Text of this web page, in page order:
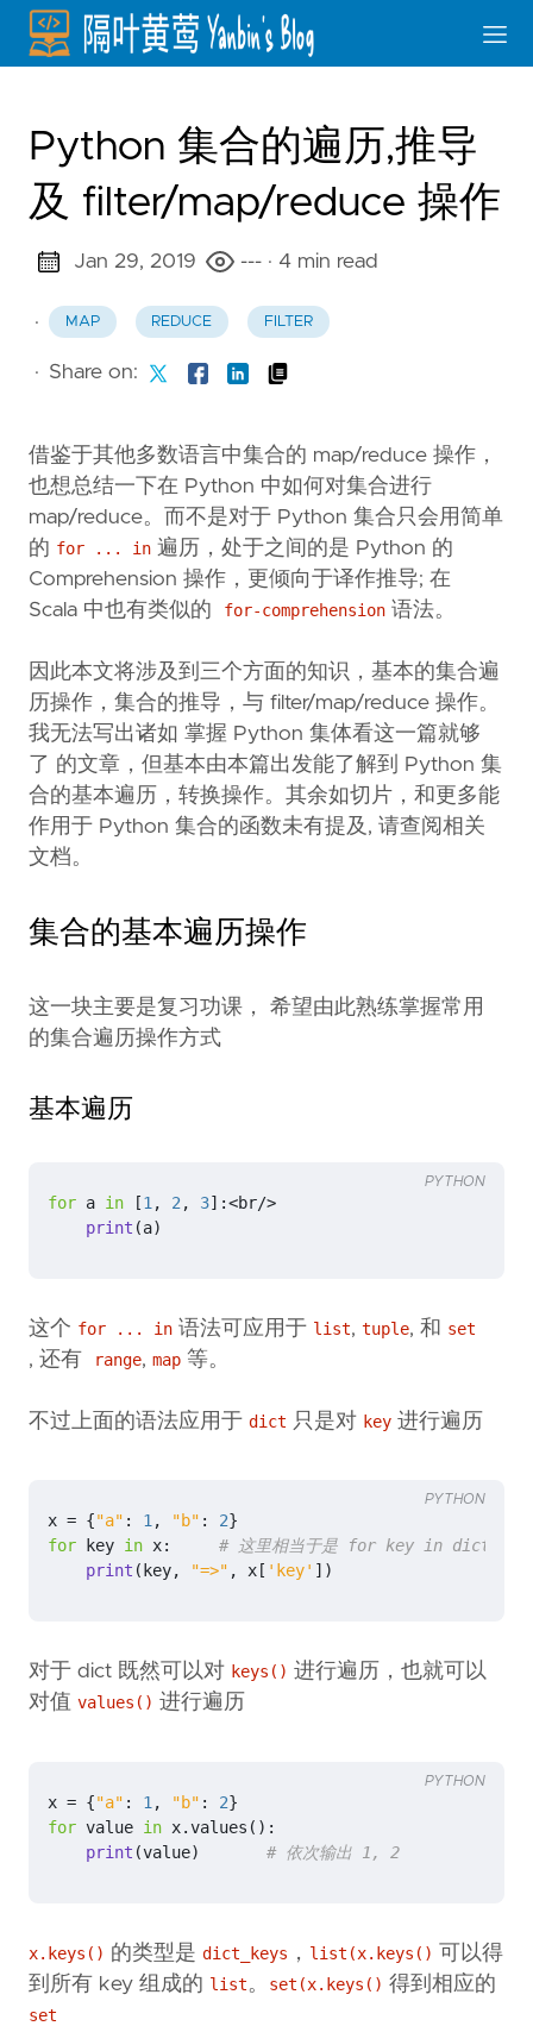
Python 集合的遍历,推导
及 filter/map/reduce 操作
Jan 29, 2019 --- · 4 min read
· MAP REDUCE FILTER
· Share on:
借鉴于其他多数语言中集合的 map/reduce 操作，
也想总结一下在 Python 中如何对集合进行
map/reduce。而不是对于 Python 集合只会用简单
的 for ... in 遍历，处于之间的是 Python 的
Comprehension 操作，更倾向于译作推导; 在
Scala 中也有类似的
for-comprehension 语法。
因此本文将涉及到三个方面的知识，基本的集合遍
历操作，集合的推导，与 filter/map/reduce 操作。
我无法写出诸如 掌握 Python 集体看这一篇就够
了 的文章，但基本由本篇出发能了解到 Python 集
合的基本遍历，转换操作。其余如切片，和更多能
作用于 Python 集合的函数未有提及, 请查阅相关
文档。
集合的基本遍历操作
这一块主要是复习功课， 希望由此熟练掌握常用
的集合遍历操作方式
基本遍历
for a in [1 , 2 , 3]:<br/>
print (a)
PYTHON
这个 for ... in 语法可应用于 list, tuple, 和 set
, 还有 range, map 等。
不过上面的语法应用于 dict 只是对 key 进行遍历
x = {"a" : 1, "b" : 2}
for
key in x:
# 这里相当于是 for key in
print ( key, "=>" , x [ 'key' ])
PYTHON
对于 dict 既然可以对 keys() 进行遍历，也就可以
对值 values() 进行遍历
x = {"a" : 1 , "b" : 2}
for value in x.values ():
print (value) # 依次输出 1, 2
PYTHON
x.keys() 的类型是 dict_keys ， list(x.keys()
可以得
到所有 key 组成的 list。 set(x.keys() 得到相应的
set